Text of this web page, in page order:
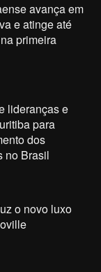
avança em
e atinge até
primeira
lideranças e
para
dos
no Brasil
o novo luxo